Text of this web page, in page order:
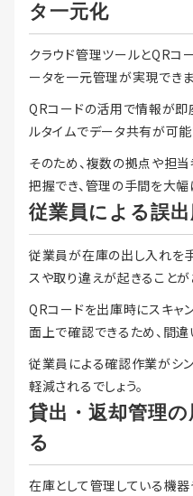
タ一元化
クラウド管理ツールとQRコ
ータを一元管理が実現できま
QRコードの活用で情報が即
ルタイムでデータ共有が可能
そのため、複数の拠点や担
把握でき、管理の手間を大幅
従業員による誤
従業員が在庫の出し入れを
スや取り違えが起きることが
QRコードを出庫時にスキャ
面上で確認できるため、間違
従業員による確認作業がシ
軽減されるでしょう。
貸出・返却管理
る
在庫として管理している機